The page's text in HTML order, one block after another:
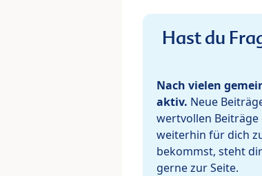
Hast du
Nach vielen
aktiv. Neue
wertvollen Beiträge
weiterhin für dich
bekommst, steht
gerne zur Seite.